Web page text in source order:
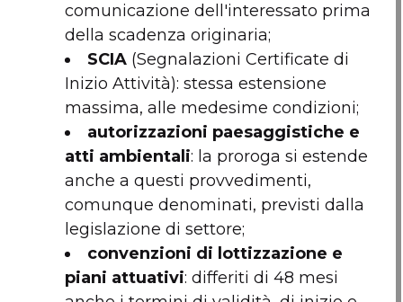
comunicazione dell'interessato prima
della scadenza originaria;
SCIA (Segnalazioni Certificate di
Inizio Attività): stessa estensione
massima, alle medesime condizioni;
autorizzazioni paesaggistiche e
atti ambientali: la proroga si estende
anche a questi provvedimenti,
comunque denominati, previsti dalla
legislazione di settore;
convenzioni di lottizzazione e
piani attuativi: differiti di 48 mesi